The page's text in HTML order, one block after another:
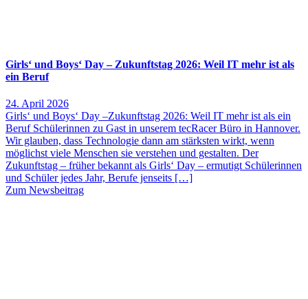
Girls‘ und Boys‘ Day – Zukunftstag 2026: Weil IT mehr ist als
ein Beruf
24. April 2026
Girls‘ und Boys‘ Day –Zukunftstag 2026: Weil IT mehr ist als ein
Beruf Schülerinnen zu Gast in unserem tecRacer Büro in Hannover.
Wir glauben, dass Technologie dann am stärksten wirkt, wenn
möglichst viele Menschen sie verstehen und gestalten. Der
Zukunftstag – früher bekannt als Girls‘ Day – ermutigt Schülerinnen
und Schüler jedes Jahr, Berufe jenseits […]
Zum Newsbeitrag